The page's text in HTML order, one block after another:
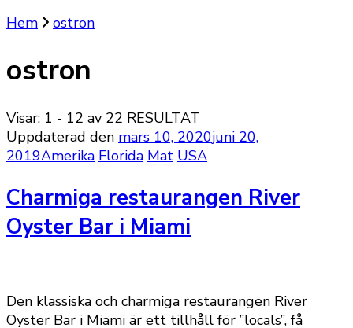
Hem
ostron
ostron
Visar: 1 - 12 av 22 RESULTAT
Uppdaterad den mars 10, 2020juni 20,
2019Amerika Florida Mat USA
Charmiga restaurangen River
Oyster Bar i Miami
Den klassiska och charmiga restaurangen River
Oyster Bar i Miami är ett tillhåll för ”locals”, få